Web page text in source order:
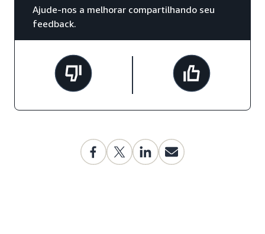
Ajude-nos a melhorar compartilhando seu
feedback.